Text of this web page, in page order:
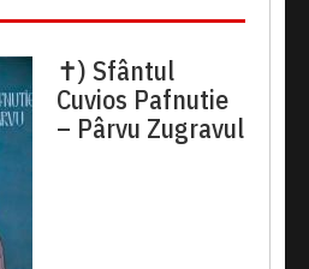
✝) Sfântul
Cuvios Pafnutie
– Pârvu Zugravul